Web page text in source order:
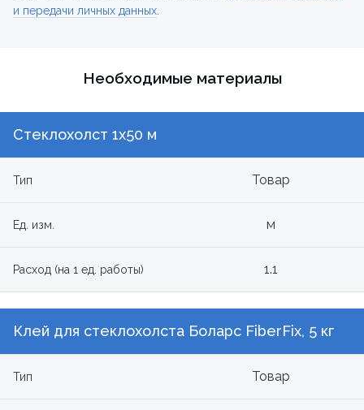
и передачи личных данных
Необходимые материалы
Стеклохолст 1х50 м
Тип Товар
Ед. изм. м
Расход (на 1 ед. работы) 1.1
Клей для стеклохолста Боларс FiberFix, 5 кг
Тип Товар